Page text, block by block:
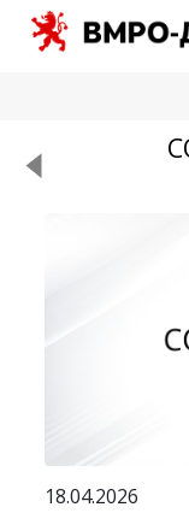
18.04.2026